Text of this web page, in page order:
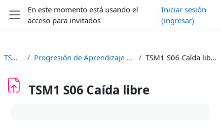
Saltar al contenido principal
Pánel lateral
En este momento está usando el
acceso para invitados
Iniciar sesión
(ingresar)
TSM1 Progresión de Aprendizaje 02 TSM1 S06 Caída libre
TSM1 S06 Caída libre